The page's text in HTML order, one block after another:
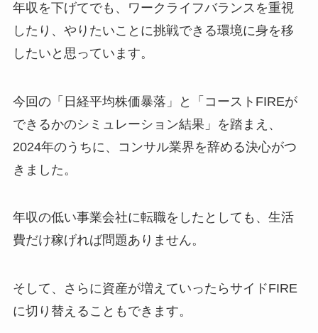
年収を下げてでも、ワークライフバランスを重視
したり、やりたいことに挑戦できる環境に身を移
したいと思っています。
今回の「日経平均株価暴落」と「コーストFIREが
できるかのシミュレーション結果」を踏まえ、
2024年のうちに、コンサル業界を辞める決心がつ
きました。
年収の低い事業会社に転職をしたとしても、生活
費だけ稼げれば問題ありません。
そして、さらに資産が増えていったらサイドFIRE
に切り替えることもできます。